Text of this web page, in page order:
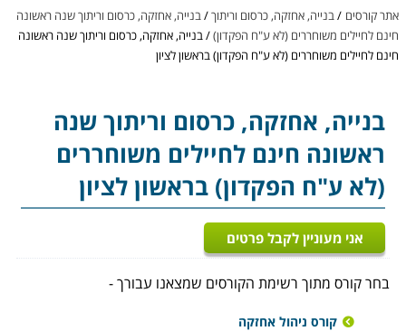
אתר קורסים /בנייה, אחזקה, כרסום וריתוך/בנייה, אחזקה, כרסום וריתוך שנה ראשונה
חינם לחיילים משוחררים (לא ע"ח הפקדון)/בנייה, אחזקה, כרסום וריתוך שנה ראשונה
חינם לחיילים משוחררים (לא ע"ח הפקדון) בראשון לציון
בנייה, אחזקה, כרסום וריתוךשנה
ראשונה חינם לחיילים משוחררים
(לא ע"ח הפקדון) בראשון לציון
אני מעוניין לקבל פרטים
בחר קורס מתוך רשימת הקורסים שמצאנו עבורך -
קורס ניהול אחזקה